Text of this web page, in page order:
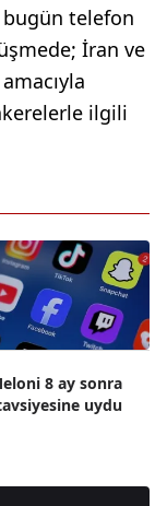
bugün telefon
İran ve
ilgili
8 ay sonra
uydu